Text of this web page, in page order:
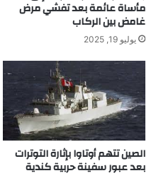
مأساة عائمة بعد تفشي مرض
غامض بين الركاب
يوليو 19, 2025
الصين تتهم أوتاوا بإثارة التوترات
بعد عبور سفينة حربية كندية